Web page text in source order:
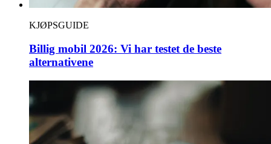
KJØPSGUIDE
Billig mobil 2026: Vi har testet de beste
alternativene